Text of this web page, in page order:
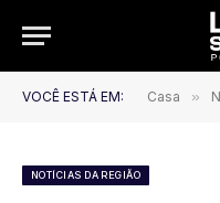
VOCÊ ESTÁ EM: Casa »
NOTÍCIAS DA REGIÃO